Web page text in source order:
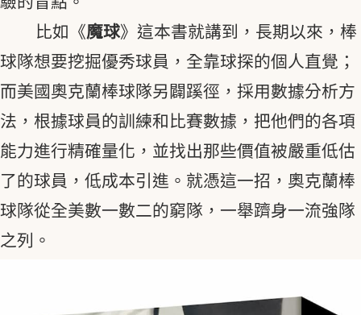
比如《魔球》這本書就講到，長期以來，棒
球隊想要挖掘優秀球員，全靠球探的個人直覺；
而美國奧克蘭棒球隊另闢蹊徑，採用數據分析方
法，根據球員的訓練和比賽數據，把他們的各項
能力進行精確量化，並找出那些價值被嚴重低估
了的球員，低成本引進。就憑這一招，奧克蘭棒
球隊從全美數一數二的窮隊，一舉躋身一流強隊
之列。